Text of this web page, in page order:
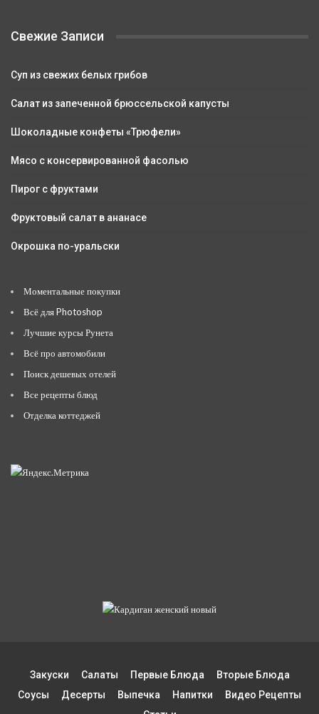
Свежие Записи
Суп из свежих белых грибов
Салат из запеченной брюссельской капусты
Шоколадные конфеты «Трюфели»
Мясо с консервированной фасолью
Пирог с фруктами
Фруктовый салат в ананасе
Окрошка по-уральски
Моментальные покупки
Всё для Photoshop
Лучшие курсы Рунета
Всё про автомобили
Поиск дешевых отелей
Все рецепты блюд
Отделка коттеджей
Закуски Салаты Первые Блюда
Вторые Блюда
Соусы
Десерты Выпечка Напитки
Видео Рецепты